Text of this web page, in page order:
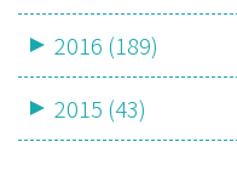
2016 (189)
2015 (43)